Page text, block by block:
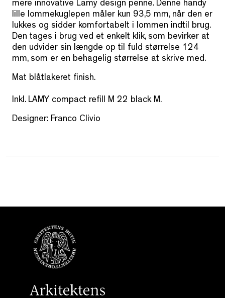
mere innovative Lamy design penne. Denne handy
lille lommekuglepen måler kun 93,5 mm, når den er
lukkes og sidder komfortabelt i lommen indtil brug.
Den tages i brug ved et enkelt klik, som bevirker at
den udvider sin længde op til fuld størrelse 124
mm, som er en behagelig størrelse at skrive med.
Mat blåtlakeret finish.
Inkl. LAMY compact refill M 22 black M.
Designer: Franco Clivio